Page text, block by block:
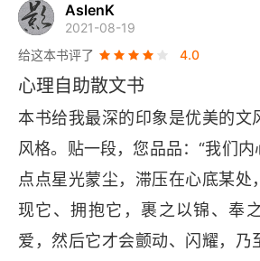
3.1 内在抵触
3.2 完美借口
3.3 疗愈期限
第4章 转变
4.1 转变的三个阶段
4.2 走近转变
AslenK
2021-08-19
给这本书评了
4.0
心理自助散文书
本书给我最深的印象是优美的文
风格。贴一段，您品品：“我们
点点星光蒙尘，滞压在心底某处
现它、拥抱它，裹之以锦、奉
爱，然后它才会颤动、闪耀，乃